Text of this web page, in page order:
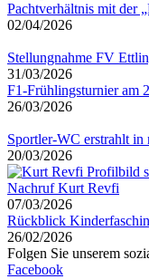
Pachtverhältnis mit der
02/04/2026
Stellungnahme FV
31/03/2026
F1-Frühlingsturnier am
26/03/2026
Sportler-WC erstrahlt in
20/03/2026
Nachruf Kurt Revfi
07/03/2026
Rückblick
26/02/2026
Folgen Sie unserem
Facebook